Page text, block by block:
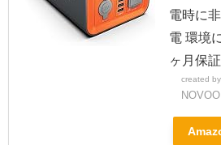
電時に
電 環境
ヶ月保証
created by
NOVOO